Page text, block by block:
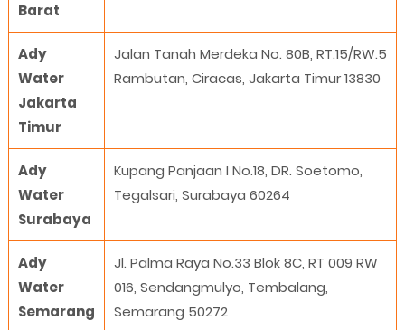
Barat
Ady
Water
Jakarta
Timur
Jalan Tanah Merdeka No. 80B, RT.15/RW.5
Rambutan, Ciracas, Jakarta Timur 13830
Ady
Water
Surabaya
Kupang Panjaan I No.18, DR. Soetomo,
Tegalsari, Surabaya 60264
Ady
Water
Semarang
Jl. Palma Raya No.33 Blok 8C, RT 009 RW
016, Sendangmulyo, Tembalang,
Semarang 50272